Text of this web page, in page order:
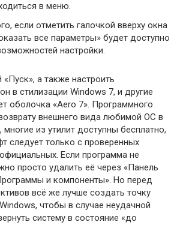
в меню.
если отметить галочкой вверху окна
все параметры» будет доступно
настройки.
а также настроить
в стилизации Windows 7, и другие
оболочка «Aero 7». Программного
внешнего вида любимой ОС в
многие из утилит доступны бесплатно,
следует только с проверенных
Если программа не
просто удалить её через «Панель
и компоненты». Но перед
всё же лучше создать точку
чтобы в случае неудачной
систему в состояние «до